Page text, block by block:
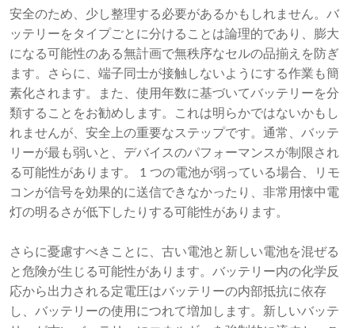
安全のため、少し整理する必要があるかもしれません。バ
ッテリーをタイプごとに分けることは論理的であり、膨大
になる可能性のある無計画で無秩序なセルの品揃えを防ぎ
ます。さらに、端子同士が接触しないようにする作業も簡
素化されます。また、使用年数に基づいてバッテリーを分
類することをお勧めします。これは明らかではないかもし
れませんが、安全上の重要なステップです。通常、バッテ
リーが最も弱いと、デバイスのパフォーマンスが制限され
る可能性があります。 1 つの電池が弱っている場合、リモ
コンが信号を効果的に送信できなかったり、非常用懐中電
灯の明るさが低下したりする可能性があります。
さらに憂慮すべきことに、古い電池と新しい電池を混ぜる
と危険が生じる可能性があります。バッテリー内の化学反
応から出力される定電圧はバッテリーの内部抵抗に依存
し、バッテリーの使用につれて増加します。新しいバッテ